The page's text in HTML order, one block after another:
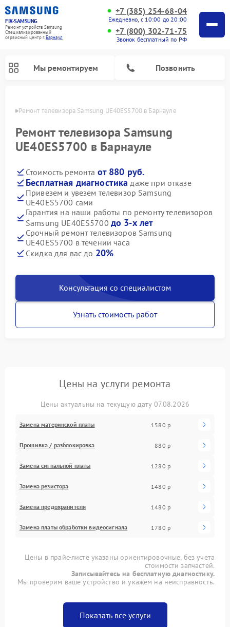
FIX-SAMSUNG
Ремонт устройств Samsung
Специализированный
cервисный центр г.Барнаул
+7 (385) 254-68-04
Ежедневно, с 10:00 до 20:00
+7 (800) 302-71-75
Звонок бесплатный по РФ
Мы ремонтируем Позвонить
Ремонт телевизора Samsung UE40ES5700 в Барнауле
Ремонт телевизора Samsung
UE40ES5700 в Барнауле
Стоимость ремонта от 880 руб.
Бесплатная диагностика даже при отказе
Привезем и увезем телевизор Samsung
UE40ES5700 сами
Гарантия на наши работы по ремонту телевизоров
Samsung UE40ES5700 до 3-х лет
Срочный ремонт телевизоров Samsung
UE40ES5700 в течении часа
Скидка для вас до 20%
Консультация со специалистом
Узнать стоимость работ
Цены на услуги ремонта
Цены актуальны на текущую дату 07.08.2026
Замена материнской платы 1580 р
Прошивка / разблокировка 880 р
Замена сигнальной платы 1280 р
Замена резистора 1480 р
Замена предохранителя 1480 р
Замена платы обработки видеосигнала 1780 р
Цены в прайс-листе указаны ориентировочные, без учета
стоимости запчастей.
Записывайтесь на бесплатную диагностику.
Мы проверим ваше устройство и укажем на неисправность.
Показать все услуги